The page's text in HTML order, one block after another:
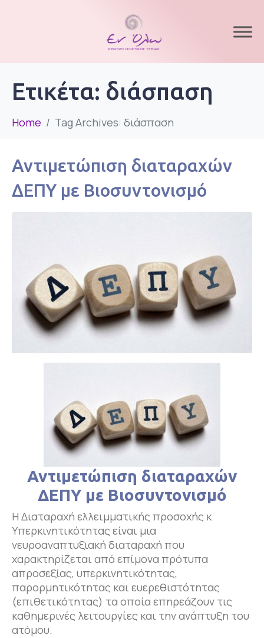
Ετικέτα: διάσπαση
Home Tag Archives: διάσπαση
Αντιμετώπιση διαταραχών
ΔΕΠΥ με Βιοσυντονισμό
Αντιμετώπιση διαταραχών
ΔΕΠΥ με Βιοσυντονισμό
Η Διαταραχή ελλειμματικής προσοχής κ
Υπερκινητικότητας είναι μια
νευροαναπτυξιακή διαταραχή που
χαρακτηρίζεται από επίμονα πρότυπα
απροσεξίας, υπερκινητικότητας,
παρορμητικότητας και ευερεθιστότητας
(επιθετικότητας) τα οποία επηρεάζουν τις
καθημερινές λειτουργίες και την ανάπτυξη του
ατόμου.